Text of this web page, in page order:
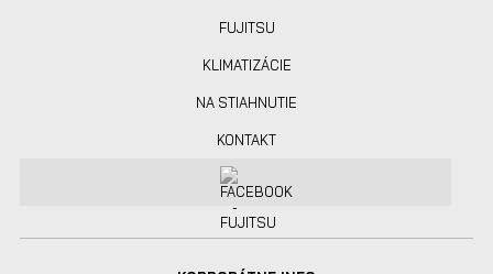
FUJITSU
KLIMATIZÁCIE
NA STIAHNUTIE
KONTAKT